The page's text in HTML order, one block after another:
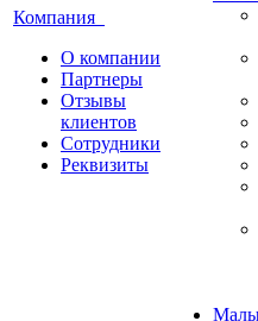
Компания
О компании
Партнеры
Отзывы
клиентов
Сотрудники
Реквизиты